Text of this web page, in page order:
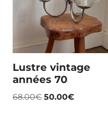
Lustre vintage
années 70
68.00€ 50.00€